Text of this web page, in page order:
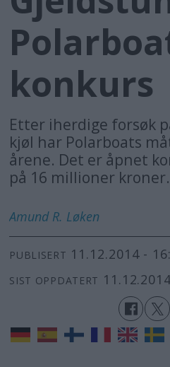
konkurs
Etter iherdige forsøk
kjøl har Polarboats
årene. Det er åpnet
på 16 millioner kroner.
Amund R. Løken
PUBLISERT 11.12.2014 -
SIST OPPDATERT